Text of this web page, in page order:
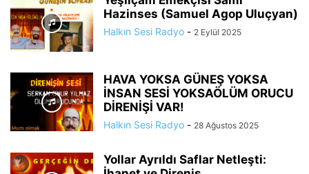
Hazinses (Samuel Agop Uluçyan)
Halkın Sesi Radyo - 2 Eylül 2025
HAVA YOKSA GÜNEŞ YOKSA
İNSAN SESİ YOKSAÖLÜM ORUCU
DİRENİŞİ VAR!
Halkın Sesi Radyo - 28 Ağustos 2025
Yollar Ayrıldı Saflar Netleşti: